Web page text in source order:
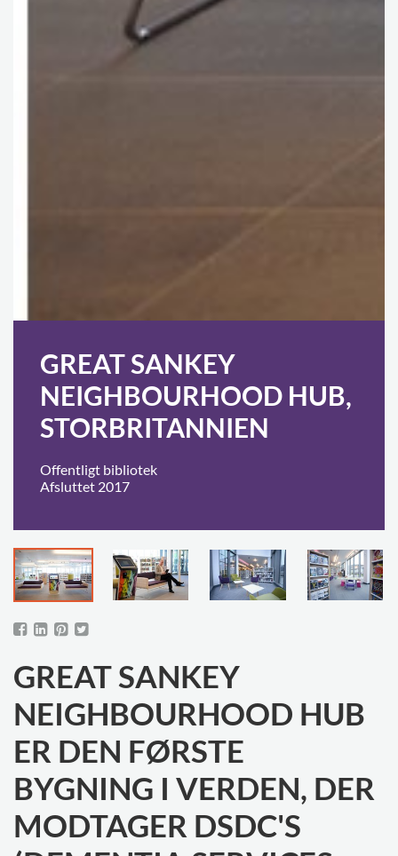
GREAT SANKEY
NEIGHBOURHOOD HUB,
STORBRITANNIEN
Offentligt bibliotek
Afsluttet 2017
GREAT SANKEY
NEIGHBOURHOOD HUB
ER DEN FØRSTE
BYGNING I VERDEN, DER
MODTAGER DSDC'S